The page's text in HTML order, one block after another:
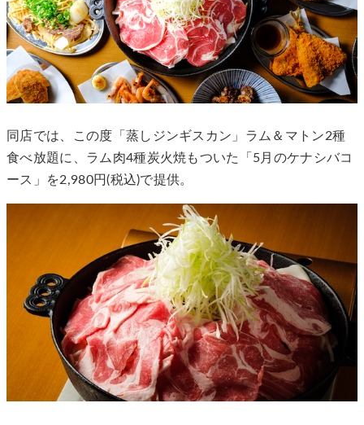
同店では、この度「蒸しジンギスカン」ラム＆マトン2種
食べ放題に、ラム肉4種炭火焼もついた「5月のケナシバコ
ース」を2,980円(税込)で提供。